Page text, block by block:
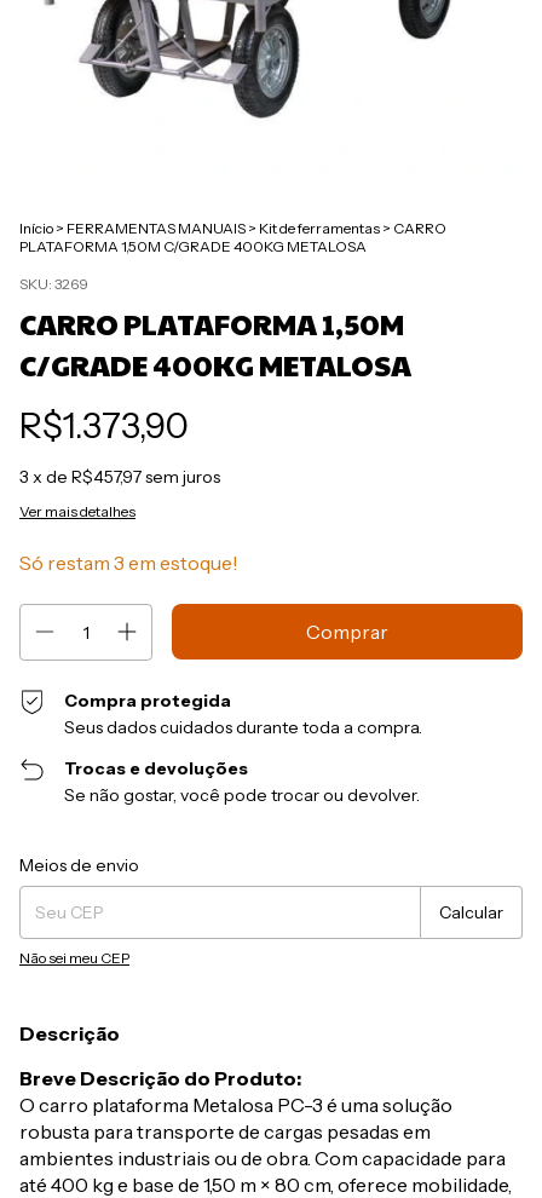
Início > FERRAMENTAS MANUAIS > Kit de ferramentas > CARRO
PLATAFORMA 1,50M C/GRADE 400KG METALOSA
SKU: 3269
CARRO PLATAFORMA 1,50M
C/GRADE 400KG METALOSA
R$1.373,90
3 x de R$457,97sem juros
Ver mais detalhes
Só restam 3 em estoque!
Compra protegida
Seus dados cuidados durante toda a compra.
Trocas e devoluções
Se não gostar, você pode trocar ou devolver.
Entregas para o CEP:
Meios de envio
Calcular
Não sei meu CEP
Descrição
Breve Descrição do Produto:
O carro plataforma Metalosa PC-3 é uma solução
robusta para transporte de cargas pesadas em
ambientes industriais ou de obra. Com capacidade para
até 400 kg e base de 1,50 m × 80 cm, oferece mobilidade,